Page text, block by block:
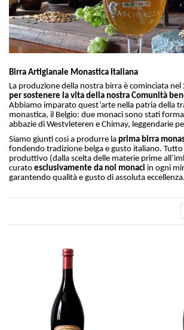
Birra Artigianale Monastica Italiana
La produzione della nostra birra è cominciata nel
per sostenere la vita della nostra Comunità
Abbiamo imparato quest’arte nella patria della
monastica, il Belgio: due monaci sono stati
abbazie di Westvleteren e Chimay, leggendarie
Siamo giunti così a produrre la prima birra
fondendo tradizione belga e gusto italiano. Tutto
produttivo (dalla scelta delle materie prime
curato esclusivamente da noi monaci in ogni
garantendo qualità e gusto di assoluta eccellenza.